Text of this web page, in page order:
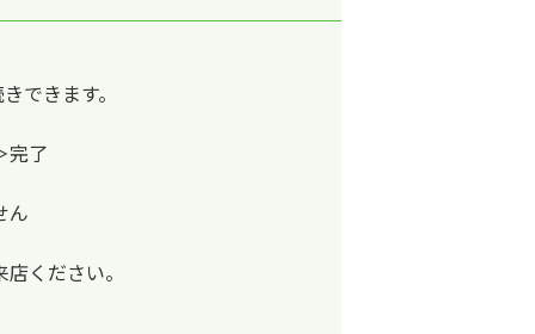
できます。
完了
ん
店ください。